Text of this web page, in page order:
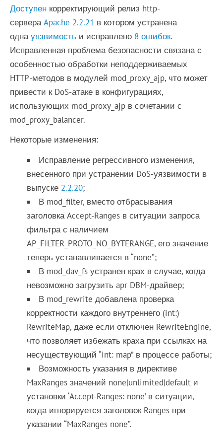
Доступен корректирующий релиз http-
сервераApache 2.2.21 в котором устранена
однауязвимость и исправлено 8 ошибок.
Исправленная проблема безопасности связана с
особенностью обработки неподдерживаемых
HTTP-методов в модулей mod_proxy_ajp, что может
привести к DoS-атаке в конфигурациях,
использующих mod_proxy_ajp в сочетании с
mod_proxy_balancer.
Некоторые изменения:
Исправление регрессивного изменения,
внесенного при устранении DoS-уязвимости в
выпуске 2.2.20;
В mod_filter, вместо отбрасывания
заголовка Accept-Ranges в ситуации запроса
фильтра с наличием
AP_FILTER_PROTO_NO_BYTERANGE, его значение
теперь устанавливается в “none”;
В mod_dav_fs устранен крах в случае, когда
невозможно загрузить apr DBM-драйвер;
В mod_rewrite добавлена проверка
корректности каждого внутреннего (int:)
RewriteMap, даже если отключен RewriteEngine,
что позволяет избежать краха при ссылках на
несуществующий “int: map” в процессе работы;
Возможность указания в директиве
MaxRanges значений none|unlimited|default и
установки ‘Accept-Ranges: none’ в ситуации,
когда игнорируется заголовок Ranges при
указании “MaxRanges none”.